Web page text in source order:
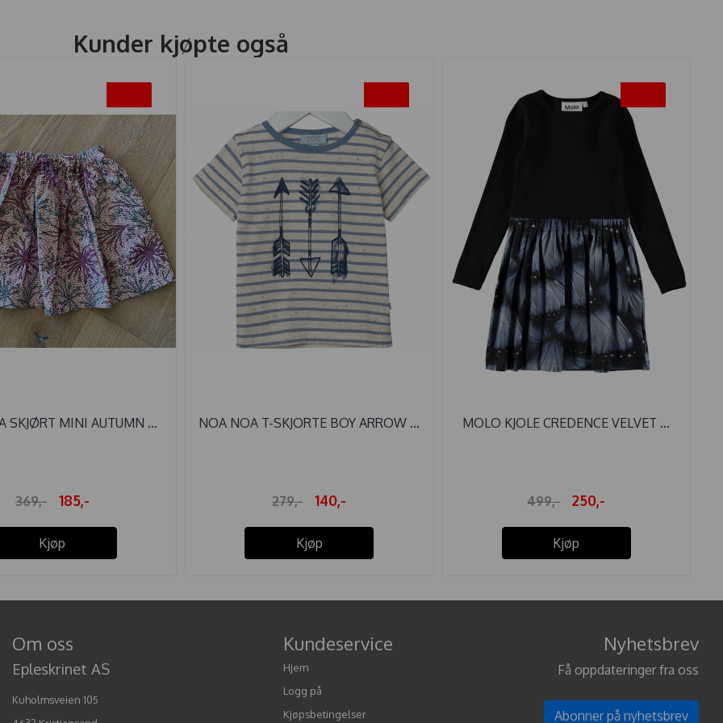
Kunder kjøpte også
SKJØRT MINI AUTUMN ...
369,- 185,-
Kjøp
NOA NOA T-SKJORTE BOY ARROW ...
279,- 140,-
Kjøp
MOLO KJOLE CREDENCE VELVET ...
499,- 250,-
Kjøp
Om oss
Epleskrinet AS
Kuholmsveien 105
Kundeservice
Hjem
Logg på
Kjøpsbetingelser
Nyhetsbrev
Få oppdateringer fra oss
Abonner på nyhetsbrev